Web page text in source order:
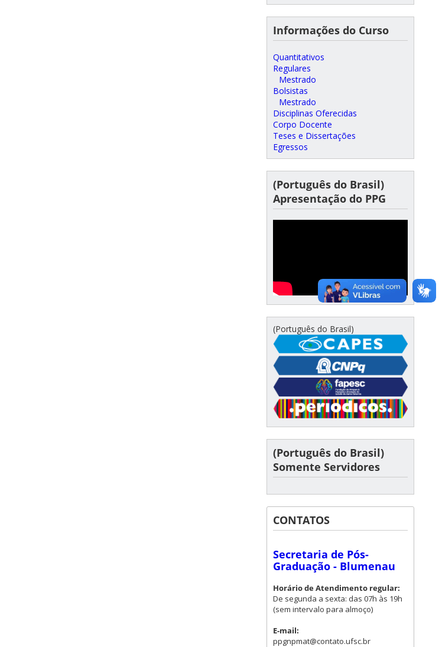
Informações do Curso
Quantitativos
Regulares
Mestrado
Bolsistas
Mestrado
Disciplinas Oferecidas
Corpo Docente
Teses e Dissertações
Egressos
(Português do Brasil)
Apresentação do PPG
(Português do Brasil)
(Português do Brasil)
Somente Servidores
CONTATOS
Secretaria de Pós-
Graduação - Blumenau
Horário de Atendimento regular:
De segunda a sexta: das 07h às 19h
(sem intervalo para almoço)
E-mail:
ppgnpmat@contato.ufsc.br